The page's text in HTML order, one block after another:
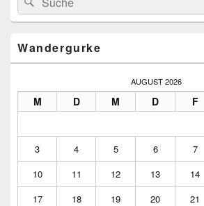
nach:
Wandergurke
AUGUST 2026
M D M D F
3
4 5 6 7
10
11 12 13 14
17
18 19 20 21